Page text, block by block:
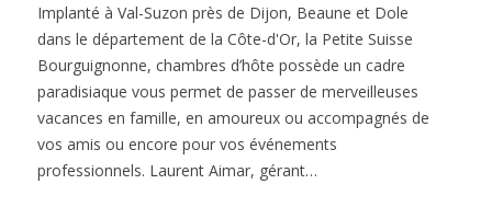
Implanté à Val-Suzon près de Dijon, Beaune et Dole
dans le département de la Côte-d'Or, la Petite Suisse
Bourguignonne, chambres d’hôte possède un cadre
paradisiaque vous permet de passer de merveilleuses
vacances en famille, en amoureux ou accompagnés de
vos amis ou encore pour vos événements
professionnels. Laurent Aimar, gérant…